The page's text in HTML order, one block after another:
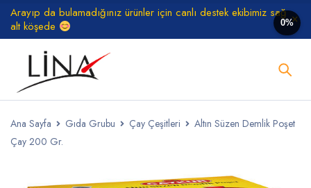
Arayıp da bulamadığınız ürünler için canlı destek ekibimiz sağ
alt köşede
Ana Sayfa Gıda Grubu Çay Çeşitleri
Altın Süzen Demlik Poşet
Çay 200 Gr.
0%